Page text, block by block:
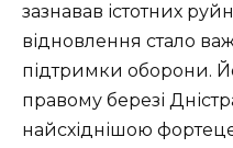
зазнавав істотних
відновлення стало
підтримки оборони.
правому березі
найсхіднішою